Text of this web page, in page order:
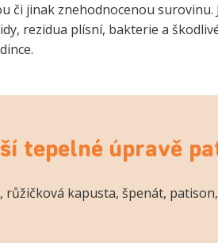
či jinak znehodnocenou
rezidua plísní, bakterie a
tepelné úpravě
kapusta, špenát,